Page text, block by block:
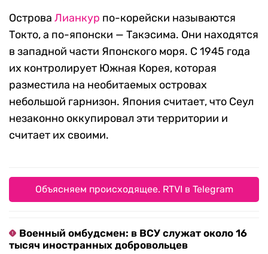
Острова Лианкур по-корейски называются
Токто, а по-японски — Такэсима. Они находятся
в западной части Японского моря. С 1945 года
их контролирует Южная Корея, которая
разместила на необитаемых островах
небольшой гарнизон. Япония считает, что Сеул
незаконно оккупировал эти территории и
считает их своими.
Объясняем происходящее. RTVI в Telegram
Военный омбудсмен: в ВСУ служат около 16
тысяч иностранных добровольцев